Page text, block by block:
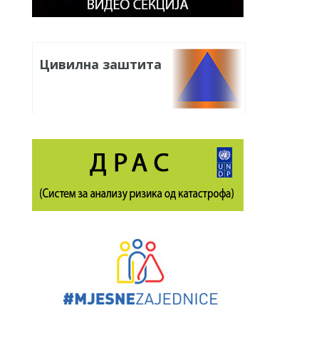
Цивилна заштита